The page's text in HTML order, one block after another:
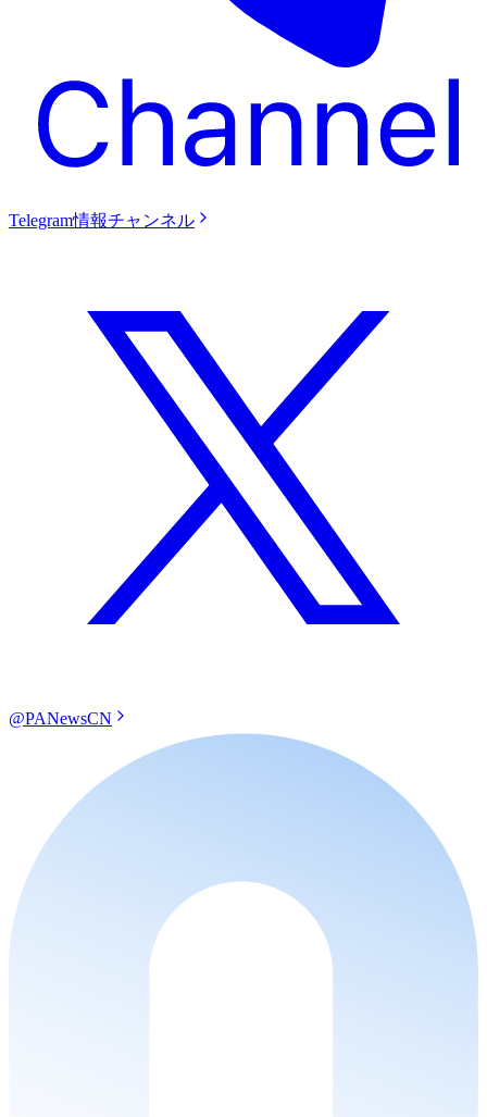
Telegram情報チャンネル
@PANewsCN